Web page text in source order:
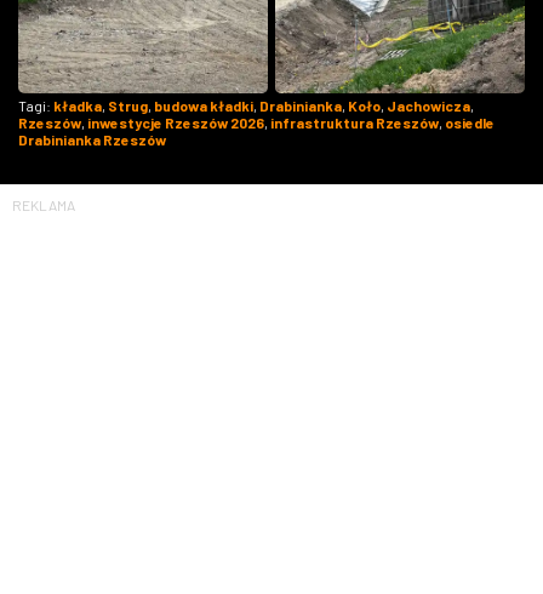
Tagi: kładka, Strug, budowa kładki, Drabinianka, Koło, Jachowicza,
Rzeszów, inwestycje Rzeszów 2026, infrastruktura Rzeszów, osiedle
Drabinianka Rzeszów
REKLAMA